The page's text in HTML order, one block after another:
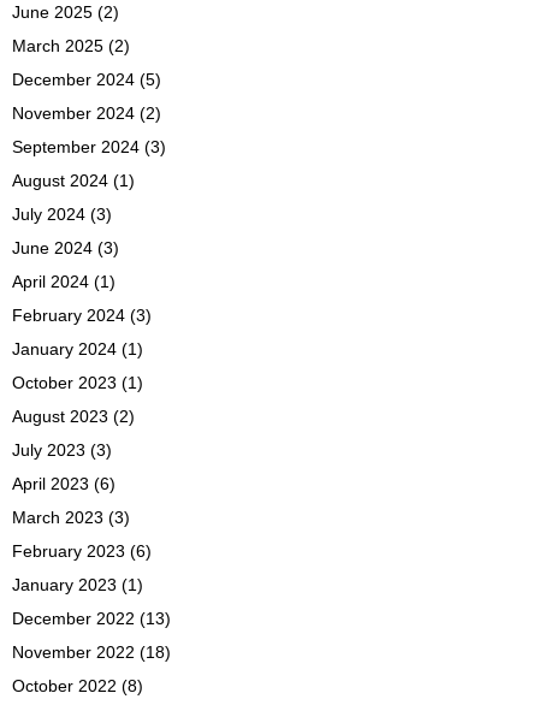
June 2025 (2)
March 2025 (2)
December 2024 (5)
November 2024 (2)
September 2024 (3)
August 2024 (1)
July 2024 (3)
June 2024 (3)
April 2024 (1)
February 2024 (3)
January 2024 (1)
October 2023 (1)
August 2023 (2)
July 2023 (3)
April 2023 (6)
March 2023 (3)
February 2023 (6)
January 2023 (1)
December 2022 (13)
November 2022 (18)
October 2022 (8)